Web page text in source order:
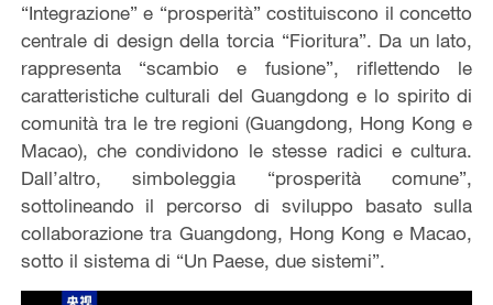
“Integrazione” e “prosperità” costituiscono il concetto
centrale di design della torcia “Fioritura”. Da un lato,
rappresenta “scambio e fusione”, riflettendo le
caratteristiche culturali del Guangdong e lo spirito di
comunità tra le tre regioni (Guangdong, Hong Kong e
Macao), che condividono le stesse radici e cultura.
Dall’altro, simboleggia “prosperità comune”,
sottolineando il percorso di sviluppo basato sulla
collaborazione tra Guangdong, Hong Kong e Macao,
sotto il sistema di “Un Paese, due sistemi”.